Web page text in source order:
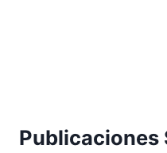
Publicaciones